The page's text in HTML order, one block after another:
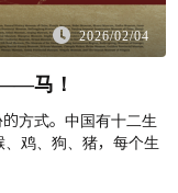
2026/02/04
马！
方式。中国有十二生
鸡、狗、猪，每个生